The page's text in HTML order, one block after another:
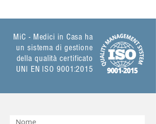
MiC - Medici in Casa ha
un sistema di gestione
della qualità certificato
UNI EN ISO 9001:2015